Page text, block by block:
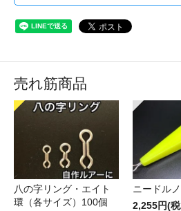
売れ筋商品
八の字リング・エイト
環（各サイズ）100個
ニードル
2,255円(